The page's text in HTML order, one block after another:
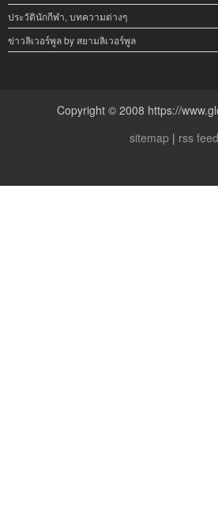
ประวัตินักกีฬา, บทความต่างๆ
ข่าวลิเวอร์พูล by สยามลิเวอร์พูล
Copyright © 2008 https://
sitemap| rss feed